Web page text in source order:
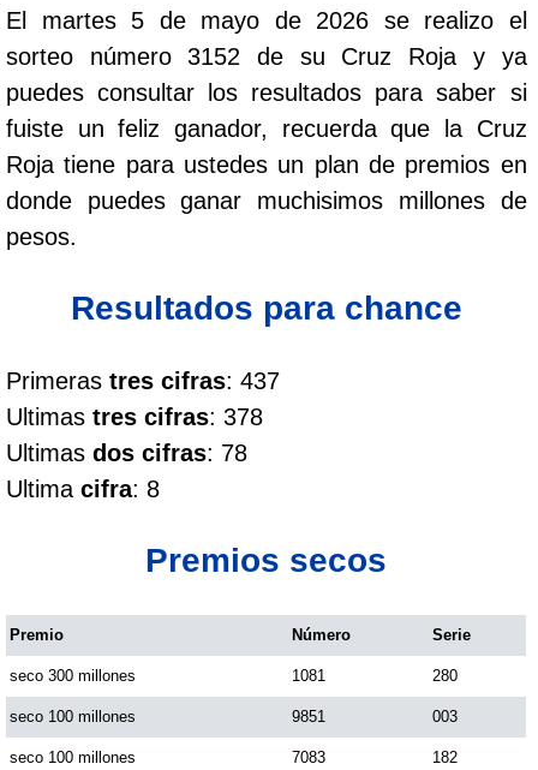
Astro Sol
Astro Luna
Cafeterito Tarde
Cafeterito Noche
Caribeña Día
Caribeña Noche
Chontico Día
Culona noche
Dorado Mañana
El martes 5 de mayo de 2026 se realizo el
sorteo número 3152 de su Cruz Roja y ya
puedes consultar los resultados para saber si
fuiste un feliz ganador, recuerda que la Cruz
Roja tiene para ustedes un plan de premios en
donde puedes ganar muchisimos millones de
pesos.
Resultados para chance
Primeras tres cifras: 437
Ultimas tres cifras: 378
Ultimas dos cifras: 78
Ultima cifra: 8
Premios secos
Premio Número Serie
seco 300 millones 1081 280
seco 100 millones 9851 003
seco 100 millones 7083 182